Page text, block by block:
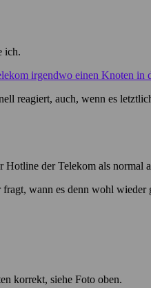
ich.
irgendwo einen Knoten in
reagiert, auch, wenn es
Hotline der Telekom als normal
wann es denn wohl
korrekt, siehe Foto oben.